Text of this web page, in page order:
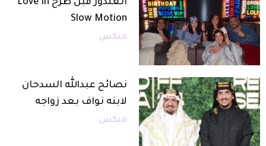
Slow Motion
ميكس
نصائح عبدالله السدحان
لابنه نواف بعد زواجه
ميكس